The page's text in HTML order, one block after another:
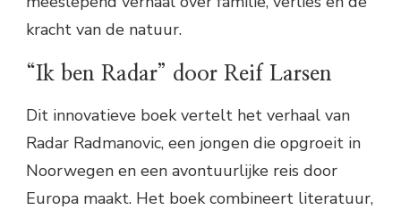
kracht van de natuur.
“Ik ben Radar” door Reif Larsen
Dit innovatieve boek vertelt het verhaal van
Radar Radmanovic, een jongen die opgroeit in
Noorwegen en een avontuurlijke reis door
Europa maakt. Het boek combineert literatuur,